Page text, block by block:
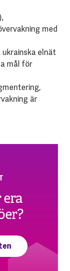
med
elnät
mål för
är